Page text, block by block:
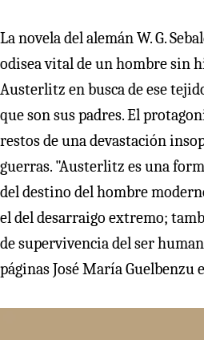
La novela del alemán W. G.
odisea vital de un hombre sin
Austerlitz en busca de ese
que son sus padres. El
restos de una devastación
guerras. "Austerlitz es una
del destino del hombre
el del desarraigo extremo;
de supervivencia del ser
páginas José María Guelbenzu